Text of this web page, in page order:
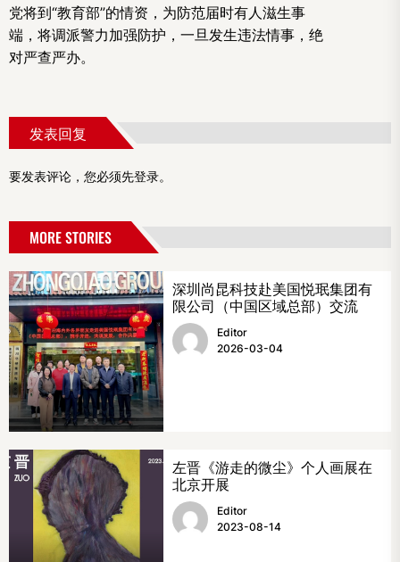
党将到“教育部”的情资，为防范届时有人滋生事
端，将调派警力加强防护，一旦发生违法情事，绝
对严查严办。
发表回复
要发表评论，您必须先登录。
MORE STORIES
深圳尚昆科技赴美国悦珉集团有
限公司（中国区域总部）交流
Editor
2026-03-04
左晋《游走的微尘》个人画展在
北京开展
Editor
2023-08-14